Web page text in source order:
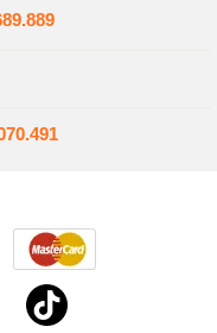
thị trường Việt Nam,
khúc
Huawei
phẩm smartphone